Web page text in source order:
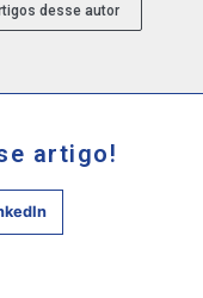
desse autor
artigo!